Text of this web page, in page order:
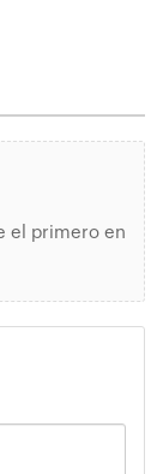
el primero en